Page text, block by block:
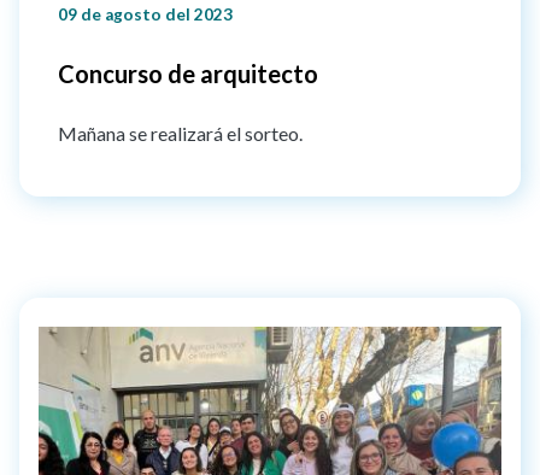
09 de agosto del 2023
Concurso de arquitecto
Mañana se realizará el sorteo.